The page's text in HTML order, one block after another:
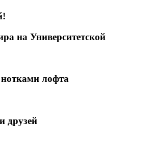
на Университетской
лофта
друзей